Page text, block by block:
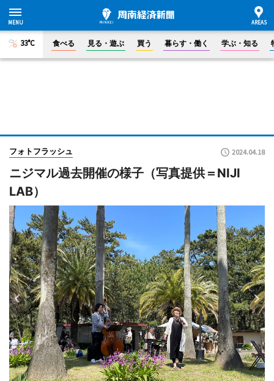
33°C 食べる 見る・遊ぶ 買う 暮らす・働く 学ぶ・知る
フォトフラッシュ 2024.04.18
ニジマル過去開催の様子（写真提供＝NIJI
LAB）